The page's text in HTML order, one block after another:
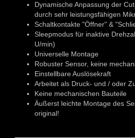
Dynamische Anpassung der
durch sehr leistungsfähigen
Schaltkontakte "Öffner" &
Sleepmodus für inaktive
U/min)
Universelle Montage
Robuster Sensor, keine
Einstellbare Auslösekraft
Arbeitet als Druck- und / oder
Keine mechanischen Bauteile
Äußerst leichte Montage des
original!